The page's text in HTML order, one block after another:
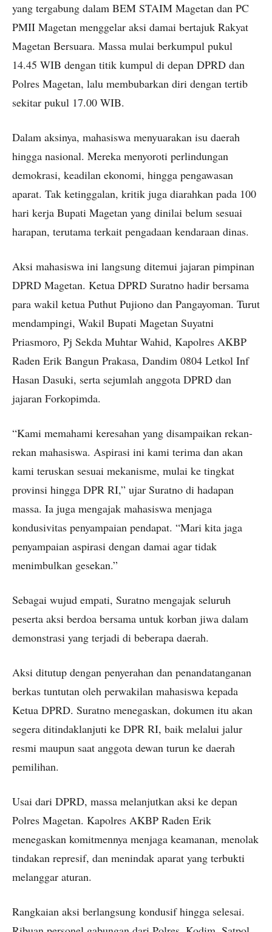
yang tergabung dalam BEM STAIM Magetan dan PC
PMII Magetan menggelar aksi damai bertajuk Rakyat
Magetan Bersuara. Massa mulai berkumpul pukul
14.45 WIB dengan titik kumpul di depan DPRD dan
Polres Magetan, lalu membubarkan diri dengan tertib
sekitar pukul 17.00 WIB.
Dalam aksinya, mahasiswa menyuarakan isu daerah
hingga nasional. Mereka menyoroti perlindungan
demokrasi, keadilan ekonomi, hingga pengawasan
aparat. Tak ketinggalan, kritik juga diarahkan pada 100
hari kerja Bupati Magetan yang dinilai belum sesuai
harapan, terutama terkait pengadaan kendaraan dinas.
Aksi mahasiswa ini langsung ditemui jajaran pimpinan
DPRD Magetan. Ketua DPRD Suratno hadir bersama
para wakil ketua Puthut Pujiono dan Pangayoman. Turut
mendampingi, Wakil Bupati Magetan Suyatni
Priasmoro, Pj Sekda Muhtar Wahid, Kapolres AKBP
Raden Erik Bangun Prakasa, Dandim 0804 Letkol Inf
Hasan Dasuki, serta sejumlah anggota DPRD dan
jajaran Forkopimda.
“Kami memahami keresahan yang disampaikan rekan-
rekan mahasiswa. Aspirasi ini kami terima dan akan
kami teruskan sesuai mekanisme, mulai ke tingkat
provinsi hingga DPR RI,” ujar Suratno di hadapan
massa. Ia juga mengajak mahasiswa menjaga
kondusivitas penyampaian pendapat. “Mari kita jaga
penyampaian aspirasi dengan damai agar tidak
menimbulkan gesekan.”
Sebagai wujud empati, Suratno mengajak seluruh
peserta aksi berdoa bersama untuk korban jiwa dalam
demonstrasi yang terjadi di beberapa daerah.
Aksi ditutup dengan penyerahan dan penandatanganan
berkas tuntutan oleh perwakilan mahasiswa kepada
Ketua DPRD. Suratno menegaskan, dokumen itu akan
segera ditindaklanjuti ke DPR RI, baik melalui jalur
resmi maupun saat anggota dewan turun ke daerah
pemilihan.
Usai dari DPRD, massa melanjutkan aksi ke depan
Polres Magetan. Kapolres AKBP Raden Erik
menegaskan komitmennya menjaga keamanan, menolak
tindakan represif, dan menindak aparat yang terbukti
melanggar aturan.
Rangkaian aksi berlangsung kondusif hingga selesai.